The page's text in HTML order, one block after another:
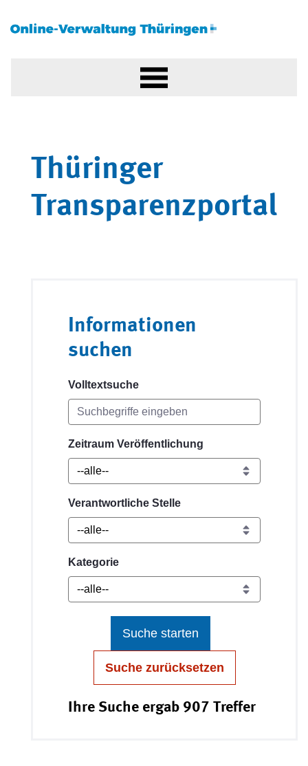
Thüringer
Transparenzportal
Informationen
suchen
Volltextsuche
Zeitraum Veröffentlichung
Verantwortliche Stelle
Kategorie
Suche starten
Suche zurücksetzen
Ihre Suche ergab 907 Treffer